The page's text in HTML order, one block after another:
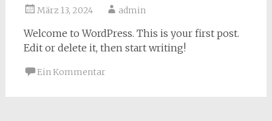
März 13, 2024 admin
Welcome to WordPress. This is your first post.
Edit or delete it, then start writing!
Ein Kommentar